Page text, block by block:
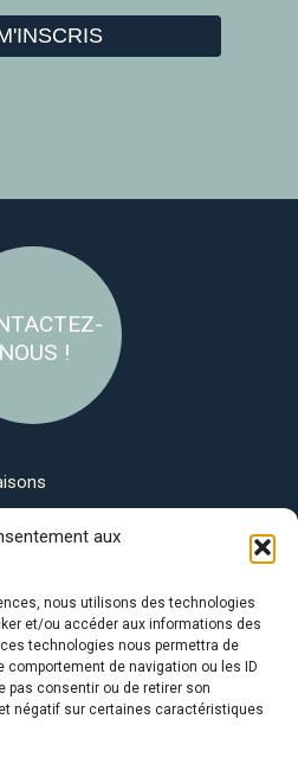
aux
nous utilisons des technologies
et/ou accéder aux informations des
technologies nous permettra de
de navigation ou les ID
pas consentir ou de retirer son
négatif sur certaines caractéristiques
NOUS !